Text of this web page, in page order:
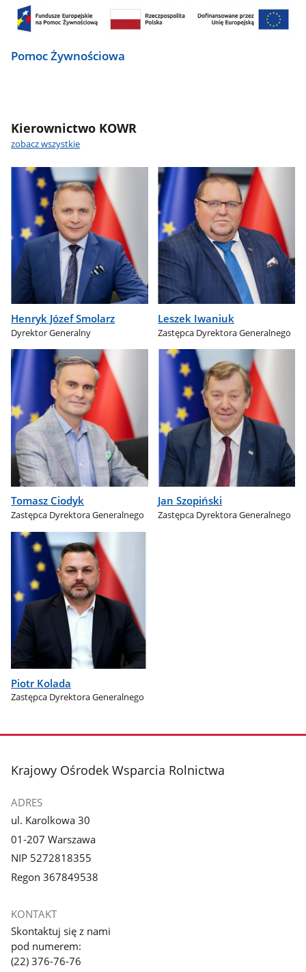
Pomoc Żywnościowa
Kierownictwo KOWR
zobacz wszystkie
Henryk Józef Smolarz
Dyrektor Generalny
Leszek Iwaniuk
Zastępca Dyrektora Generalnego
Tomasz Ciodyk
Zastępca Dyrektora Generalnego
Jan Szopiński
Zastępca Dyrektora Generalnego
Piotr Kolada
Zastępca Dyrektora Generalnego
stopka
Krajowy Ośrodek Wsparcia Rolnictwa
ADRES
ul. Karolkowa 30
01-207 Warszawa
NIP 5272818355
Regon 367849538
KONTAKT
Skontaktuj się z nami
pod numerem:
(22) 376-76-76